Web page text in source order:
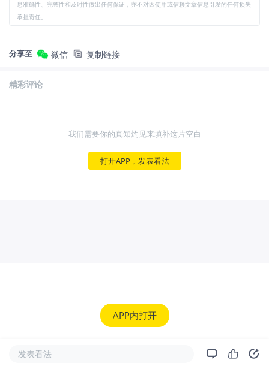
息准确性、完整性和及时性做出任何保证，亦不对因使用或信赖文章信息引发的任何损失
承担责任。
分享至 微信 复制链接
精彩评论
我们需要你的真知灼见来填补这片空白
打开APP，发表看法
APP内打开
发表看法